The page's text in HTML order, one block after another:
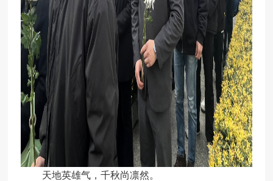
天地英雄气，千秋尚凛然。